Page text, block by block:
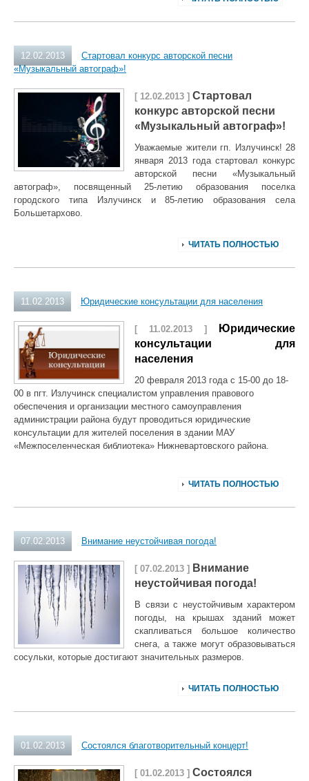
12.02.2013
Стартовал конкурс авторской песни
«Музыкальный автограф»!
[ 12.02.2013 ] Стартовал
конкурс авторской песни
«Музыкальный автограф»!
Уважаемые жители гп. Излучинск! 28
января 2013 года стартовал конкурс
авторской песни «Музыкальный
автограф», посвященный 25-летию образования поселка
городского типа Излучинск и 85-летию образования села
Большетархово.
ЧИТАТЬ ПОЛНОСТЬЮ
11.02.2013 Юридические консультации для населения
[ 11.02.2013 ]
Юридические
консультации для
населения
20 февраля 2013 года с 15-00 до 18-
00 в пгт. Излучинск специалистом управления правового
обеспечения и организации местного самоуправления
администрации района будут проводиться юридические
консультации для жителей поселения в здании МАУ
«Межпоселенческая библиотека» Нижневартовского района.
ЧИТАТЬ ПОЛНОСТЬЮ
07.02.2013 Внимание неустойчивая погода!
[ 07.02.2013 ] Внимание
неустойчивая погода!
В связи с неустойчивым характером
погоды, на крышах зданий может
скапливаться большое количество
снега, а также могут образовываться
сосульки, которые достигают значительных размеров.
ЧИТАТЬ ПОЛНОСТЬЮ
01.02.2013 Состоялся благотворительный концерт!
[ 01.02.2013 ] Состоялся